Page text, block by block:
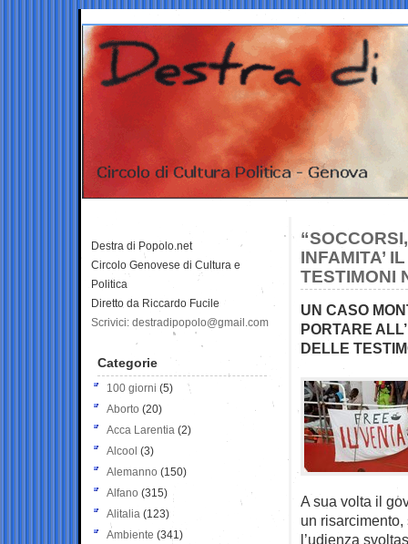
INFAMITA’
TESTIMONI
UN CASO
PORTARE
DELLE
A sua volta il
un
l’udienza
Destra di Popolo.net
Circolo Genovese di Cultura e
Politica
Diretto da Riccardo Fucile
Scrivici: destradipopolo@gmail.com
Categorie
100 giorni (5)
Aborto (20)
Acca Larentia (2)
Alcool (3)
Alemanno (150)
Alfano (315)
Alitalia (123)
Ambiente (341)